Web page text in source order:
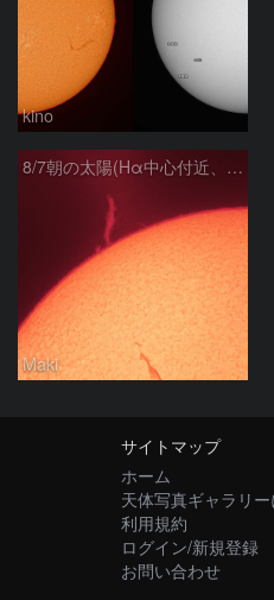
kino
8/7朝の太陽(Hα中心付近、プロミネンス)
Maki
サイトマップ
ホーム
天体写真ギャラリ
利用規約
ログイン/新規登録
お問い合わせ